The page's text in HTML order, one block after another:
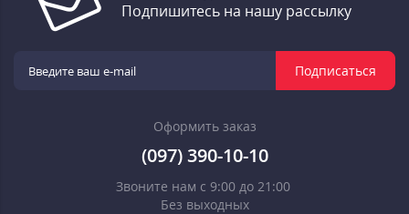
Подпишитесь на нашу рассылку
Подписаться
Оформить заказ
(097) 390-10-10
Звоните нам с 9:00 до 21:00
Без выходных